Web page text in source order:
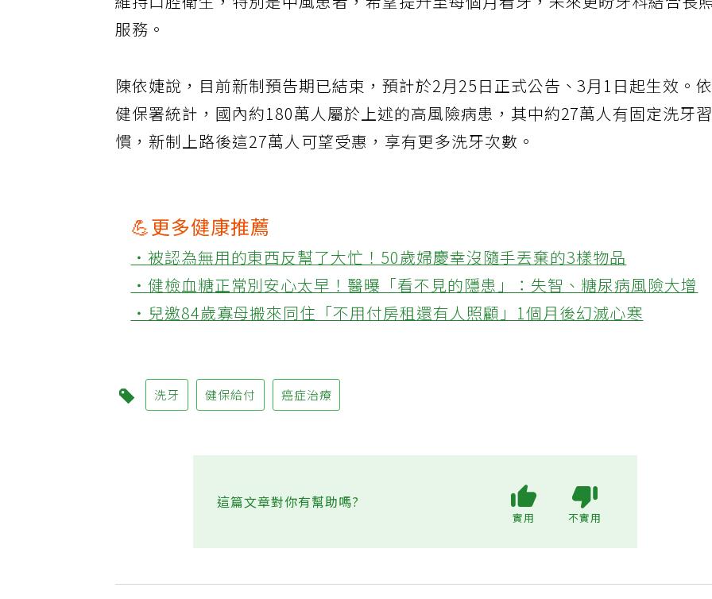
維持口腔衛生，特別是中風患者，希望提升至每個月看牙，未來更盼牙科結合長
服務。
陳依婕說，目前新制預告期已結束，預計於2月25日正式公告、3月1日起生效。
健保署統計，國內約180萬人屬於上述的高風險病患，其中約27萬人有固定洗牙
慣，新制上路後這27萬人可望受惠，享有更多洗牙次數。
💪更多健康推薦
‧被認為無用的東西反幫了大忙！50歲婦慶幸沒隨手丟棄的3樣物品
‧健檢血糖正常別安心太早！醫曝「看不見的隱患」：失智、糖尿病風險大增
‧兒邀84歲寡母搬來同住「不用付房租還有人照顧」1個月後幻滅心寒
洗牙 健保給付 癌症治療